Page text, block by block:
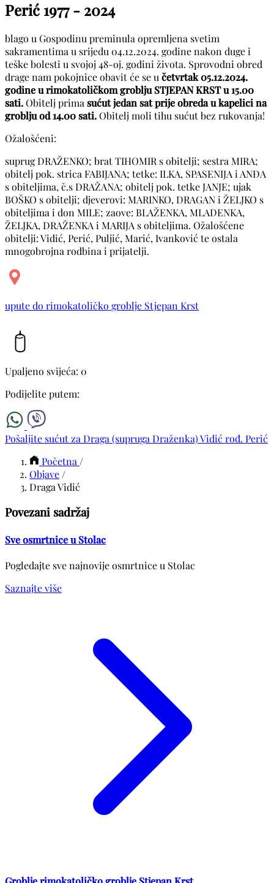
Perić 1977 - 2024
blago u Gospodinu preminula opremljena svetim
sakramentima u srijedu 04.12.2024. godine nakon duge i
teške bolesti u svojoj 48-oj. godini života. Sprovodni obred
drage nam pokojnice obavit će se u četvrtak 05.12.2024.
godine u rimokatoličkom groblju STJEPAN KRST u 15.00
sati.Obitelj prima sućut jedan sat prije obreda u kapelici na
groblju od 14.00 sati.Obitelj moli tihu sućut bez rukovanja!
Ožalošćeni:
suprug DRAŽENKO; brat TIHOMIR s obitelji; sestra MIRA;
obitelj pok. strica FABIJANA; tetke: ILKA, SPASENIJA i ANĐA
s obiteljima, č.s DRAŽANA; obitelj pok. tetke JANJE; ujak
BOŠKO s obitelji; djeverovi: MARINKO, DRAGAN i ŽELJKO s
obiteljima i don MILE; zaove: BLAŽENKA, MLADENKA,
ŽELJKA, DRAŽENKA i MARIJA s obiteljima. Ožalošćene
obitelji: Vidić, Perić, Puljić, Marić, Ivanković te ostala
mnogobrojna rodbina i prijatelji.
upute do rimokatoličko groblje Stjepan Krst
Upaljeno svijeća: 0
Podijelite putem:
Pošaljite sućut za Draga (supruga Draženka) Vidić rođ. Perić
Početna /
Objave /
Draga Vidić
Povezani sadržaj
Sve osmrtnice u Stolac
Pogledajte sve najnovije osmrtnice u Stolac
Saznajte više